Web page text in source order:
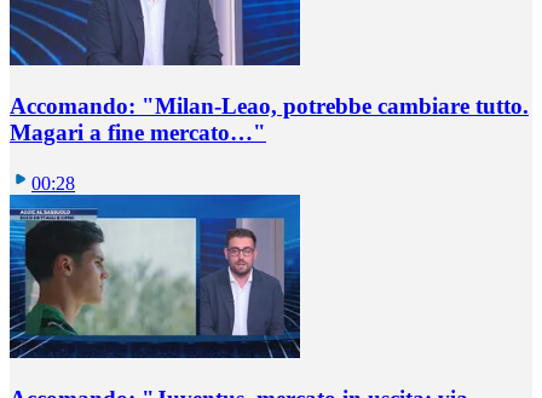
Accomando: "Milan-Leao, potrebbe cambiare tutto.
Magari a fine mercato…"
00:28